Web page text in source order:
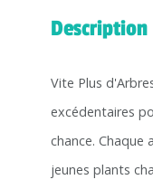
Description
Vite Plus
excédentaires
chance. Chaque
jeunes plants